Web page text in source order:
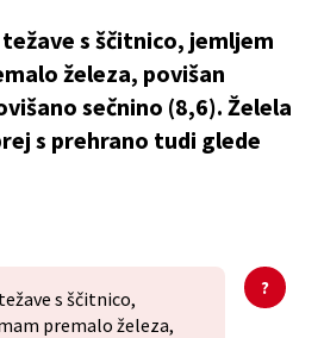
s ščitnico, jemljem
železa, povišan
sečnino (8,6). Želela
s prehrano tudi glede
s ščitnico,
premalo železa,